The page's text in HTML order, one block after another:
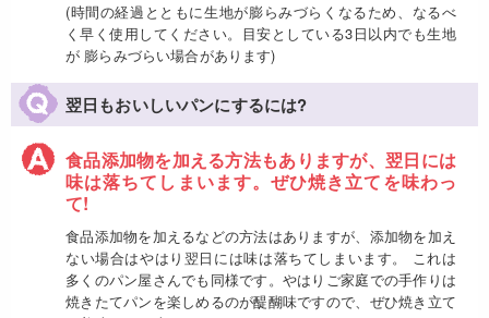
(時間の経過とともに生地が膨らみづらくなるため、なるべ
く早く使用してください。目安としている3日以内でも生地
が 膨らみづらい場合があります)
翌日もおいしいパンにするには?
食品添加物を加える方法もありますが、翌日には
味は落ちてしまいます。ぜひ焼き立てを味わっ
て!
食品添加物を加えるなどの方法はありますが、添加物を加え
ない場合はやはり翌日には味は落ちてしまいます。 これは
多くのパン屋さんでも同様です。やはりご家庭での手作りは
焼きたてパンを楽しめるのが醍醐味ですので、ぜひ焼き立て